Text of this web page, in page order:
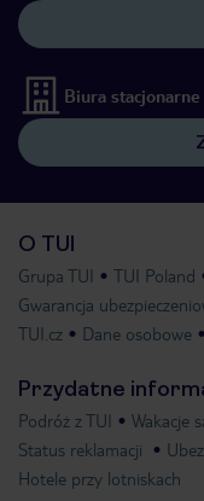
Biura stacjonarne
O TUI
Grupa TUI TUI Poland
Gwarancja
TUI.cz
Dane osobowe
Przydatne
Podróż z TUI Wakacje
Status reklamacji
Hotele przy lotniskach